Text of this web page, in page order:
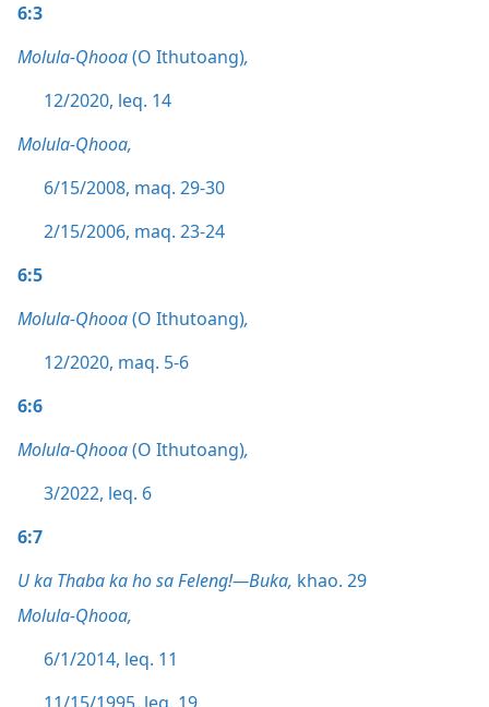
6:3
Molula-Qhooa(O Ithutoang),
12/2020, leq. 14
Molula-Qhooa,
6/15/2008, maq. 29-30
2/15/2006, maq. 23-24
6:5
Molula-Qhooa(O Ithutoang),
12/2020, maq. 5-6
6:6
Molula-Qhooa(O Ithutoang),
3/2022, leq. 6
6:7
U ka Thaba ka ho sa Feleng!—Buka, khao. 29
Molula-Qhooa,
6/1/2014, leq. 11